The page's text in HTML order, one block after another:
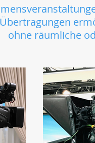
ohne räumliche